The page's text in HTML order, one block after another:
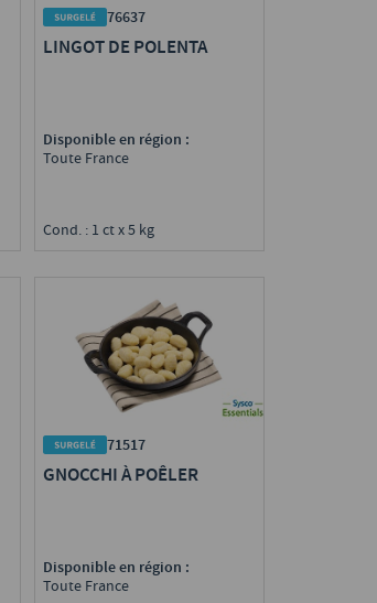
76637
LINGOT DE POLENTA
Disponible en région :
Toute France
Cond. : 1 ct x 5 kg
71517
GNOCCHI À POÊLER
Disponible en région :
Toute France